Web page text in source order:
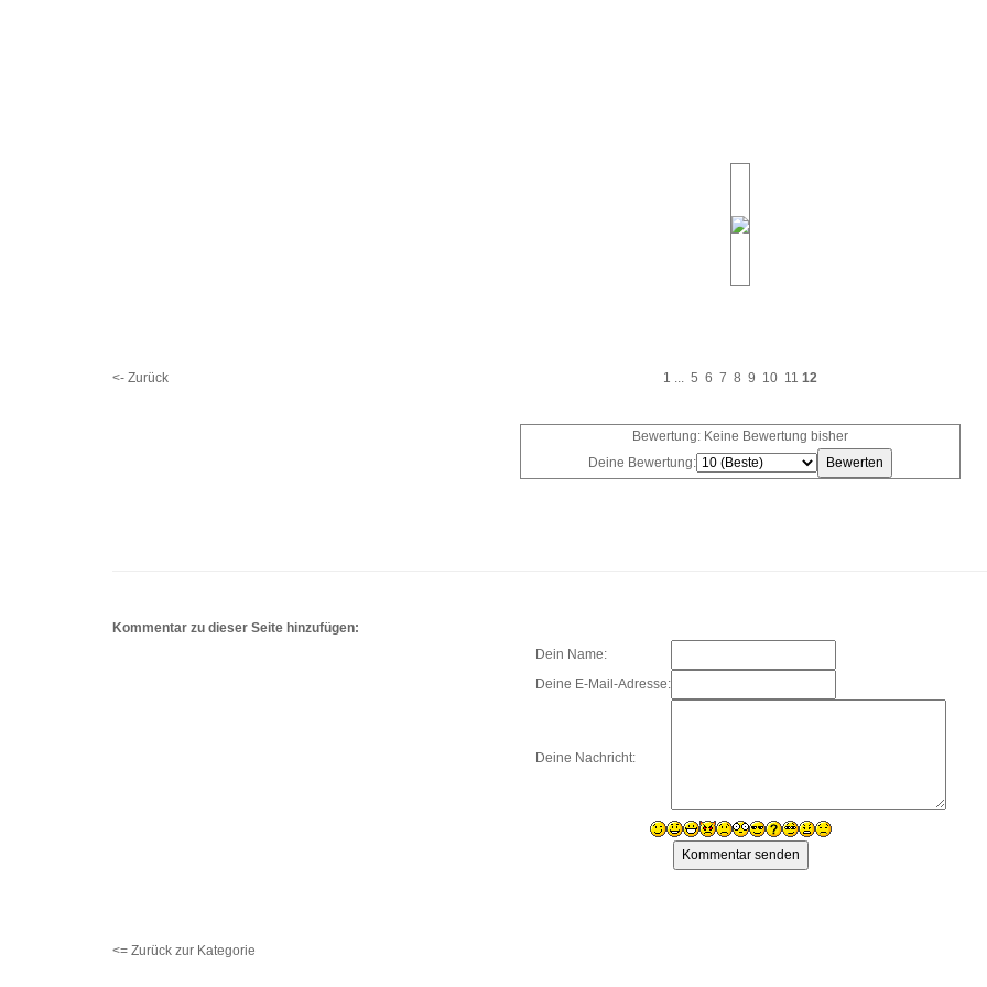
<- Zurück 1 ... 5 6 7 8 9 10 11 12
Bewertung: Keine Bewertung bisher
Deine Bewertung:
Kommentar zu dieser Seite hinzufügen:
Dein Name:
Deine E-Mail-Adresse:
Deine Nachricht:
<= Zurück zur Kategorie